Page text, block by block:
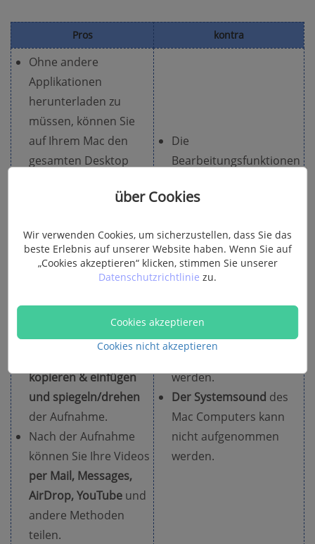
Pros kontra
Ohne andere
Applikationen
herunterladen zu
müssen, können Sie
auf Ihrem Mac den
gesamten Desktop
ausgewählten Bereich
Alle Audioaufnahme
wird auch unterstützt.
QuickTime Player
Bearbeitungsoptionen
für Ihre Video, z.B.
kopieren & einfügen
und spiegeln/drehen
der Aufnahme.
Nach der Aufnahme
können Sie Ihre Videos
per Mail, Messages,
AirDrop, YouTube und
andere Methoden
teilen.
Die
Bearbeitungsfunktionen
grundlegend. Nutzer
nur den Anfang oder
das Ende eines Videos
beschneiden.
Video kann nur in von
Apple unterstützten
werden.
Der Systemsound des
Mac Computers kann
nicht aufgenommen
werden.
über Cookies
Wir verwenden Cookies, um sicherzustellen, dass Sie das
beste Erlebnis auf unserer Website haben. Wenn Sie auf
„Cookies akzeptieren“ klicken, stimmen Sie unserer
Datenschutzrichtlinie zu.
Cookies akzeptieren
Cookies nicht akzeptieren